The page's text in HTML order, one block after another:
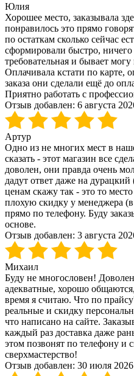
Юлия
Хорошее место, заказывала
понравилось это прямо
по остаткам сколько сейчас
сформировали быстро,
требовательная и бывает
Оплачивала кстати по карте,
заказа они сделали ещё до
Приятно работать с
Отзыв добавлен: 6 августа
Артур
Одно из не многих мест в
сказать - этот магазин все
доволен, они правда очень
дадут ответ даже на
ценам скажу так - это то
плохую скидку у менеджера
прямо по телефону. Буду
основе.
Отзыв добавлен: 3 августа
Михаил
Буду не многословен!
адекватные, хорошо
время я считаю. Что по
реальные и скидку
что написано на сайте.
каждый раз доставка даже
этом позвонят по телефону и
сверхмастерство!
Отзыв добавлен: 30 июля 2026